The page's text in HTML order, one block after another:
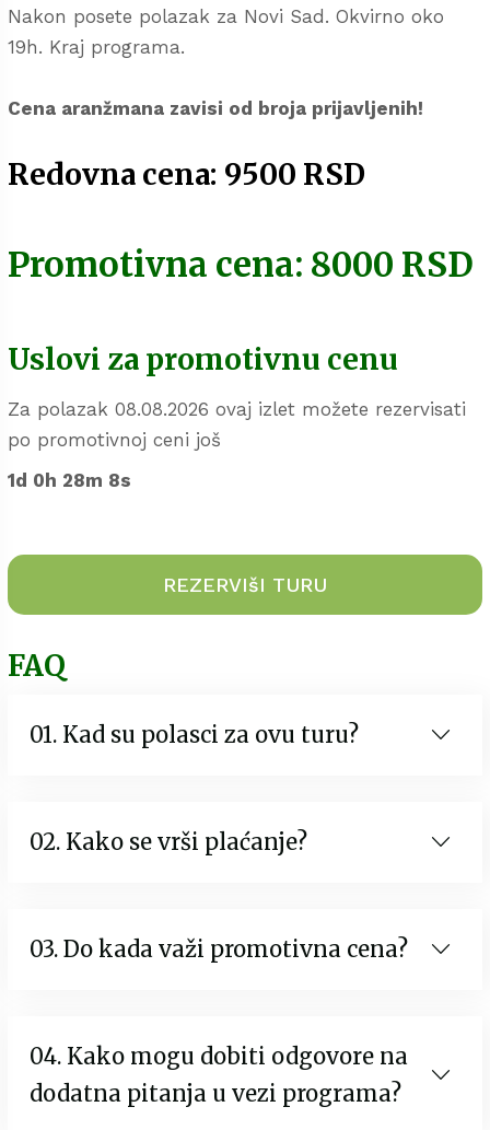
Nakon posete polazak za Novi Sad. Okvirno oko
19h. Kraj programa.
Cena aranžmana zavisi od broja prijavljenih!
Redovna cena: 9500 RSD
Promotivna cena: 8000 RSD
Uslovi za promotivnu cenu
Za polazak 08.08.2026 ovaj izlet možete rezervisati
po promotivnoj ceni još
1d 0h 28m 7s
REZERVIšI TURU
FAQ
01. Kad su polasci za ovu turu?
02. Kako se vrši plaćanje?
03. Do kada važi promotivna cena?
04. Kako mogu dobiti odgovore na
dodatna pitanja u vezi programa?